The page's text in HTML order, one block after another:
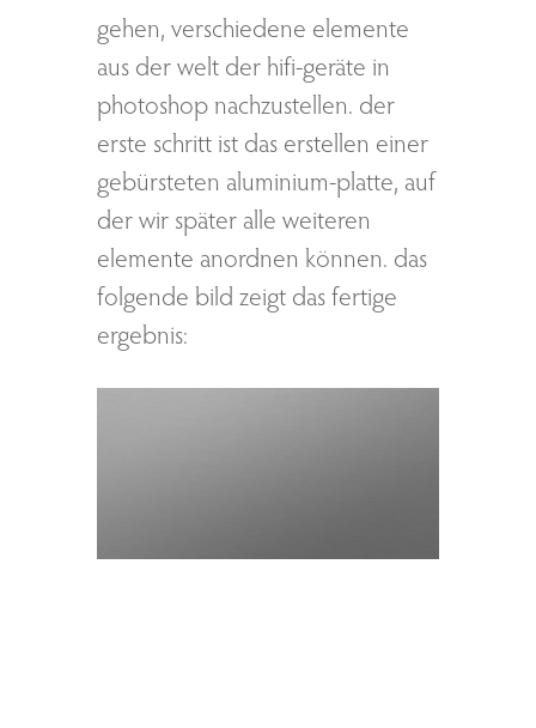
gehen, verschiedene elemente
aus der welt der hifi-geräte in
photoshop nachzustellen. der
erste schritt ist das erstellen einer
gebürsteten aluminium-platte, auf
der wir später alle weiteren
elemente anordnen können. das
folgende bild zeigt das fertige
ergebnis: